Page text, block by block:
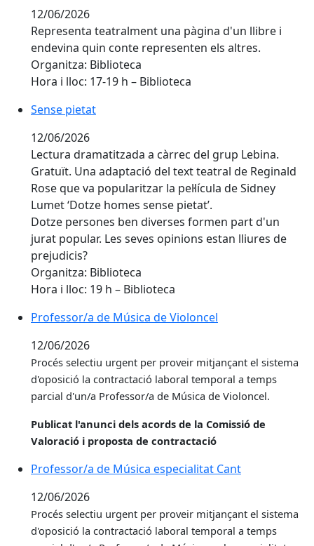
12/06/2026
Representa teatralment una pàgina d'un llibre i
endevina quin conte representen els altres.
Organitza: Biblioteca
Hora i lloc: 17-19 h – Biblioteca
Sense pietat
Sense pietat
12/06/2026
Lectura dramatitzada a càrrec del grup Lebina.
Gratuït. Una adaptació del text teatral de Reginald
Rose que va popularitzar la pel·lícula de Sidney
Lumet ‘Dotze homes sense pietat’.
Dotze persones ben diverses formen part d'un
jurat popular. Les seves opinions estan lliures de
prejudicis?
Organitza: Biblioteca
Hora i lloc: 19 h – Biblioteca
Professor/a de Música de Violoncel
12/06/2026
Procés selectiu urgent per proveir mitjançant el sistema
d'oposició la contractació laboral temporal a temps
parcial d'un/a Professor/a de Música de Violoncel.
Publicat l'anunci dels acords de la Comissió de
Valoració i proposta de contractació
Professor/a de Música especialitat Cant
12/06/2026
Procés selectiu urgent per proveir mitjançant el sistema
d'oposició la contractació laboral temporal a temps